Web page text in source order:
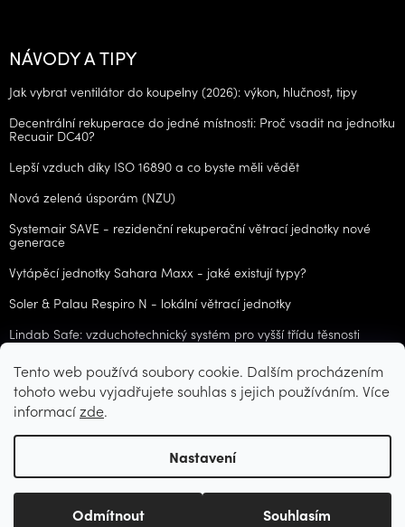
Tento web používá soubory cookie. Dalším procházením
tohoto webu vyjadřujete souhlas s jejich používáním. Více
informacízde.
Nastavení
Odmítnout Souhlasím
NÁVODY A TIPY
Jak vybrat ventilátor do koupelny (2026): výkon, hlučnost, tipy
Decentrální rekuperace do jedné místnosti: Proč vsadit na jednotku
Recuair DC40?
Lepší vzduch díky ISO 16890 a co byste měli vědět
Nová zelená úsporám (NZU)
Systemair SAVE - rezidenční rekuperační větrací jednotky nové
generace
Vytápěcí jednotky Sahara Maxx - jaké existují typy?
Soler & Palau Respiro N - lokální větrací jednotky
Lindab Safe: vzduchotechnický systém pro vyšší třídu těsnosti
ARCHIV
Vytvořil Shoptet
Copyright 2026CZvzt.cz. Všechna práva vyhrazena.Upravit